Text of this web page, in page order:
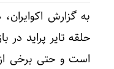
به گزارش
است و حتی برخی از